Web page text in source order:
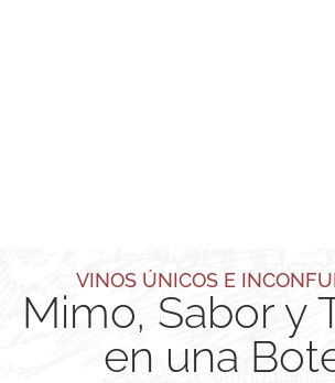
VINOS ÚNICOS E
Mimo, Sabor y
en una